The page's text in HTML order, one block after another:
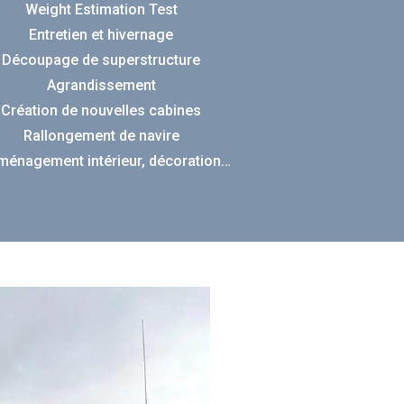
Weight Estimation Test
Entretien et hivernage
Découpage de superstructure
Agrandissement
Création de nouvelles cabines
Rallongement de navire
intérieur, décoration…